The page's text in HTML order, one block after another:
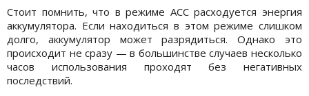
Стоит помнить, что в режиме ACC расходуется энергия
аккумулятора. Если находиться в этом режиме слишком
долго, аккумулятор может разрядиться. Однако это
происходит не сразу — в большинстве случаев несколько
часов использования проходят без негативных
последствий.